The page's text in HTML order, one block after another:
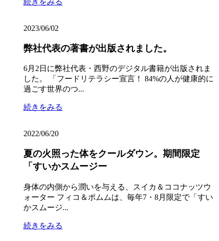
続きをみる
2023/06/02
弊社代表の著書が出版されました。
6月2日に弊社代表・西野のデジタル書籍が出版されま
した。 「フードリテラシー宣言！ 84%の人が健康的に
過ごす世界のつ...
続きをみる
2022/06/20
夏の火照った体をクールダウン。期間限定
「すいかスムージー
身体の内側から潤いを与える、スイカ＆ココナッツウ
ォーター フィコ＆ポムムは、毎年7・8月限定で「すい
かスムージ...
続きをみる